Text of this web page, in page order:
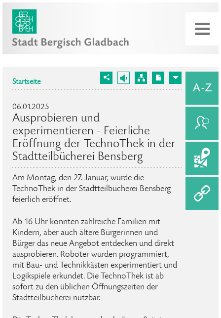
Startseite
06.01.2025
Ausprobieren und
experimentieren - Feierliche
Eröffnung der TechnoThek in der
Stadtteilbücherei Bensberg
Am Montag, den 27. Januar, wurde die
TechnoThek in der Stadtteilbücherei Bensberg
feierlich eröffnet.
Ab 16 Uhr konnten zahlreiche Familien mit
Kindern, aber auch ältere Bürgerinnen und
Bürger das neue Angebot entdecken und direkt
ausprobieren. Roboter wurden programmiert,
mit Bau- und Technikkästen experimentiert und
Logikspiele erkundet. Die TechnoThek ist ab
sofort zu den üblichen Öffnungszeiten der
Stadtteilbücherei nutzbar.